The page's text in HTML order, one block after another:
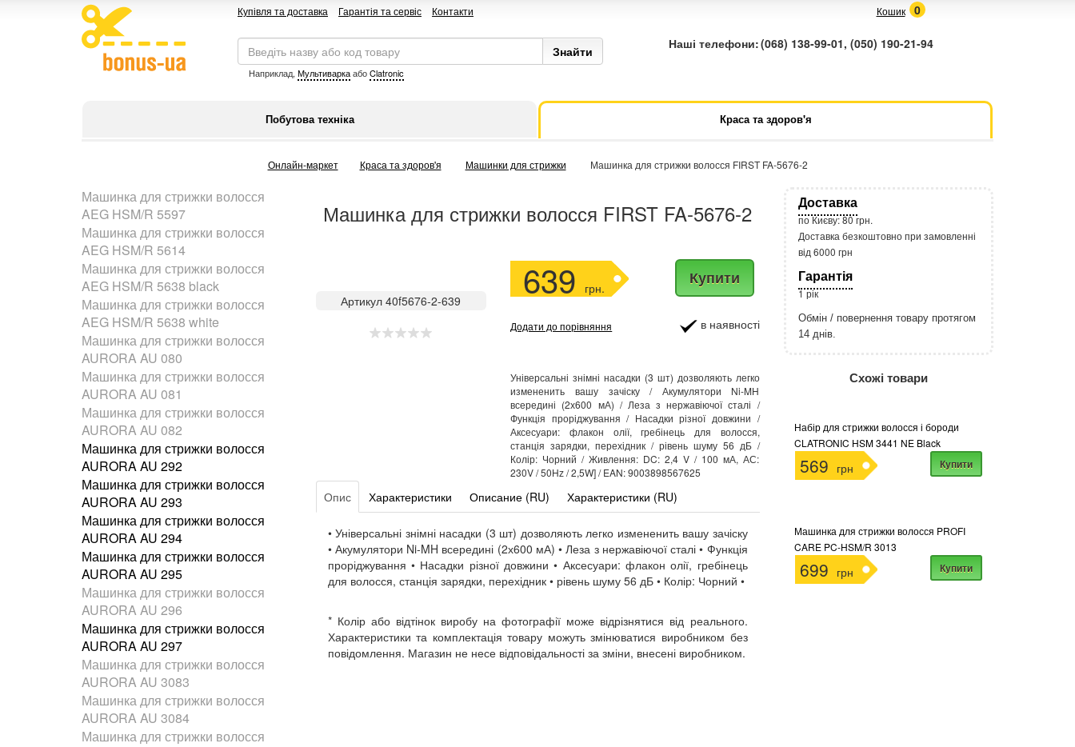
Купівля та доставка Гарантія та сервіс Контакти Кошик 0
Наприклад, МультиваркаабоClatronic
Наші телефони:(068) 138-99-01, (050) 190-21-94
Побутова техніка Краса та здоров'я
Онлайн-маркет Краса та здоров'я Машинки для стрижки Машинка для стрижки волосся FIRST FA-5676-2
Машинка для стрижки волосся
AEG HSM/R 5597
Машинка для стрижки волосся
AEG HSM/R 5614
Машинка для стрижки волосся
AEG HSM/R 5638 black
Машинка для стрижки волосся
AEG HSM/R 5638 white
Машинка для стрижки волосся
AURORA AU 080
Машинка для стрижки волосся
AURORA AU 081
Машинка для стрижки волосся
AURORA AU 082
Машинка для стрижки волосся
AURORA AU 292
Машинка для стрижки волосся
AURORA AU 293
Машинка для стрижки волосся
AURORA AU 294
Машинка для стрижки волосся
AURORA AU 295
Машинка для стрижки волосся
AURORA AU 296
Машинка для стрижки волосся
AURORA AU 297
Машинка для стрижки волосся
AURORA AU 3083
Машинка для стрижки волосся
AURORA AU 3084
Машинка для стрижки волосся
Машинка для стрижки волосся FIRST FA-5676-2
Артикул 40f5676-2-639 639 грн.
Додати до порівняння
Купити
в наявності
Універсальні знімні насадки (3 шт) дозволяють легко
измененить вашу зачіску / Акумулятори Ni-MH
всередині (2х600 мА) / Леза з нержавіючої сталі /
Функція проріджування / Насадки різної довжини /
Аксесуари: флакон олії, гребінець для волосся,
станція зарядки, перехідник / рівень шуму 56 дБ /
Колір: Чорний / Живлення: DC: 2,4 V / 100 мА, АС:
230V / 50Hz / 2,5W] / EAN: 9003898567625
Опис Характеристики Описание (RU) Характеристики (RU)
• Універсальні знімні насадки (3 шт) дозволяють легко измененить вашу зачіску
• Акумулятори Ni-MH всередині (2х600 мА) • Леза з нержавіючої сталі • Функція
проріджування • Насадки різної довжини • Аксесуари: флакон олії, гребінець
для волосся, станція зарядки, перехідник • рівень шуму 56 дБ • Колір: Чорний •
* Колір або відтінок виробу на фотографії може відрізнятися від реального.
Характеристики та комплектація товару можуть змінюватися виробником без
повідомлення. Магазин не несе відповідальності за зміни, внесені виробником.
Доставка
по Києву: 80 грн.
Доставка безкоштовно при замовленні
від 6000 грн
Гарантія
1 рік
Обмін / повернення товару протягом
14 днів.
Схожі товари
Набір для стрижки волосся і бороди
CLATRONIC HSM 3441 NE Black
569 грн Купити
Машинка для стрижки волосся PROFI
CARE PC-HSM/R 3013
699 грн Купити